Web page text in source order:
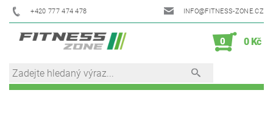
+420 777 474 478 INFO@FITNESS-ZONE.CZ
0 0 Kč